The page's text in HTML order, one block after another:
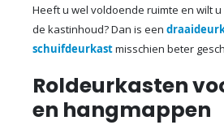
Heeft u wel voldoende ruimte en wilt
de kastinhoud? Dan is een
schuifdeurkastmisschien beter
Roldeurkasten
en hangmappen